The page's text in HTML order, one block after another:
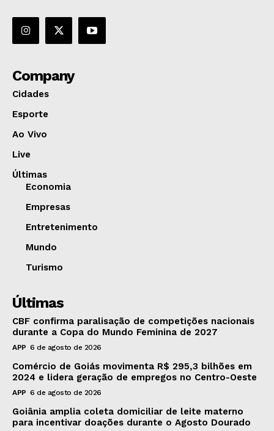
Company
Cidades
Esporte
Ao Vivo
Live
Últimas
Economia
Empresas
Entretenimento
Mundo
Turismo
Últimas
CBF confirma paralisação de competições nacionais
durante a Copa do Mundo Feminina de 2027
APP 6 de agosto de 2026
Comércio de Goiás movimenta R$ 295,3 bilhões em
2024 e lidera geração de empregos no Centro-Oeste
APP 6 de agosto de 2026
Goiânia amplia coleta domiciliar de leite materno
para incentivar doações durante o Agosto Dourado